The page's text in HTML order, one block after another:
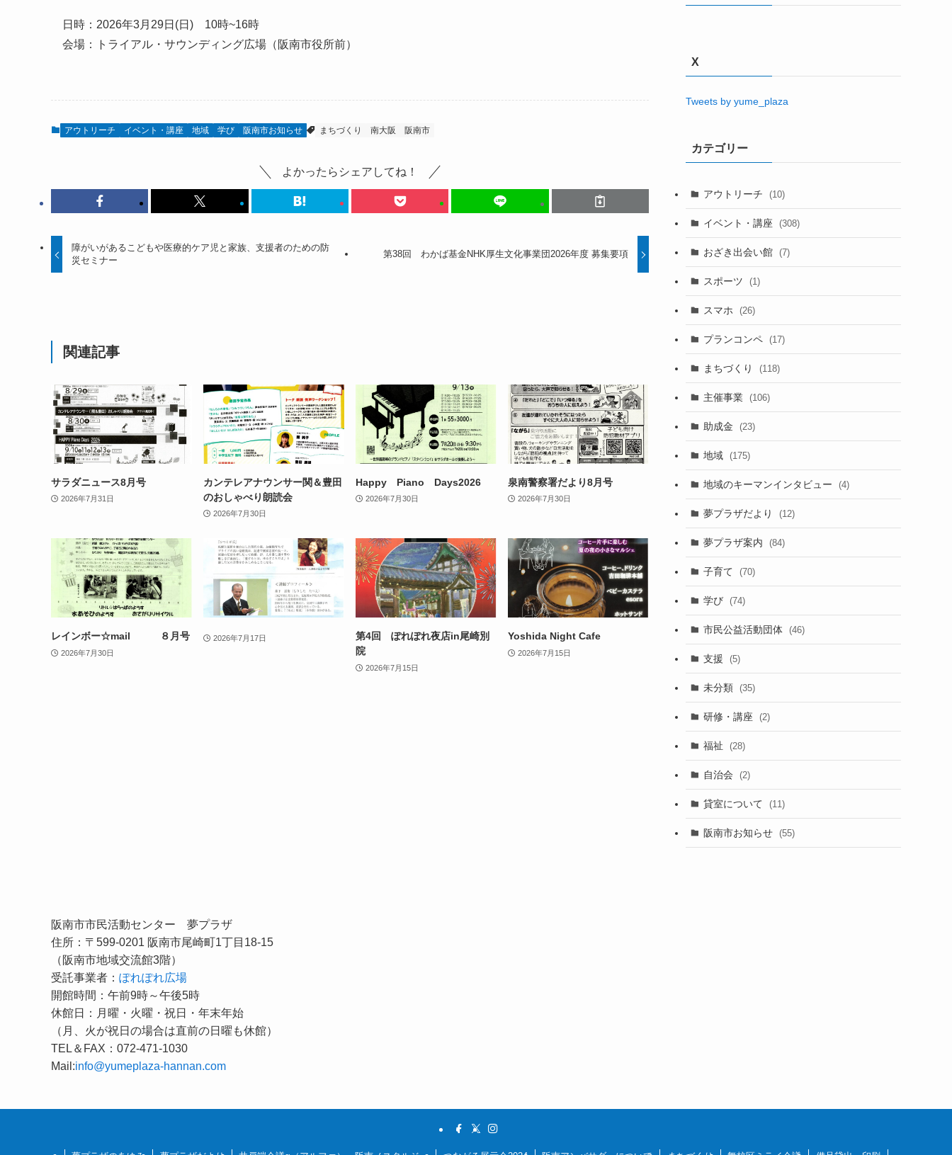
日時：2026年3月29日(日) 10時~16時
会場：トライアル・サウンディング広場（阪南市役所前）
アウトリーチ イベント・講座 地域 学び 阪南市お知らせ まちづくり 南大阪 阪南市
よかったらシェアしてね！
障がいがあるこどもや医療的ケア児と家族、支援者のための防
災セミナー
第38回 わかば基金NHK厚生文化事業団2026年度 募集要項
関連記事
サラダニュース8月号
2026年7月31日
カンテレアナウンサー関＆豊田
のおしゃべり朗読会
2026年7月30日
Happy Piano Days2026
2026年7月30日
泉南警察署だより8月号
2026年7月30日
レインボー☆mail ８月号
2026年7月30日
2026年7月17日
第4回 ぽれぽれ夜店in尾崎別
院
2026年7月15日
Yoshida Night Cafe
2026年7月15日
X
Tweets by yume_plaza
カテゴリー
アウトリーチ (10)
イベント・講座 (308)
おざき出会い館 (7)
スポーツ (1)
スマホ (26)
プランコンペ (17)
まちづくり (118)
主催事業 (106)
助成金 (23)
地域 (175)
地域のキーマンインタビュー (4)
夢プラザだより (12)
夢プラザ案内 (84)
子育て (70)
学び (74)
市民公益活動団体 (46)
支援 (5)
未分類 (35)
研修・講座 (2)
福祉 (28)
自治会 (2)
貸室について (11)
阪南市お知らせ (55)
阪南市市民活動センター 夢プラザ
住所：〒599-0201 阪南市尾崎町1丁目18-15
（阪南市地域交流館3階）
受託事業者： ぽれぽれ広場
開館時間：午前9時～午後5時
休館日：月曜・火曜・祝日・年末年始
（月、火が祝日の場合は直前の日曜も休館）
TEL＆FAX：072-471-1030
Mail:info@yumeplaza-hannan.com